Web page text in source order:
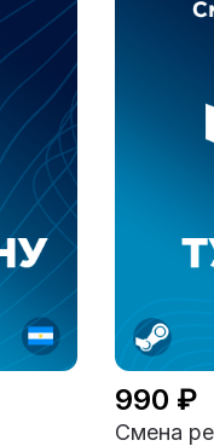
990 ₽
Смена